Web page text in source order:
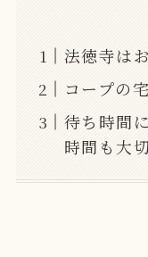
法徳寺は
コープの
待ち時間
時間も大